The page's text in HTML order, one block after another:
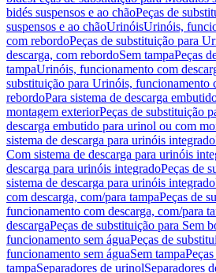
bidés suspensos e ao chãoPeças de
suspensos e ao chãoUrinóisUrinóis,
com rebordoPeças de substituição para
descarga, com rebordoSem tampaPeças
tampaUrinóis, funcionamento com
substituição para Urinóis, funcionamento
rebordoPara sistema de descarga
montagem exteriorPeças de substituição
descarga embutido para urinol ou com
sistema de descarga para urinóis integrado
Com sistema de descarga para urinóis
descarga para urinóis integradoPeças de
sistema de descarga para urinóis integrado
com descarga, com/para tampaPeças de
funcionamento com descarga, com/para
descargaPeças de substituição para Sem
funcionamento sem águaPeças de
funcionamento sem águaSem tampa
tampaSeparadores de urinolSeparadores